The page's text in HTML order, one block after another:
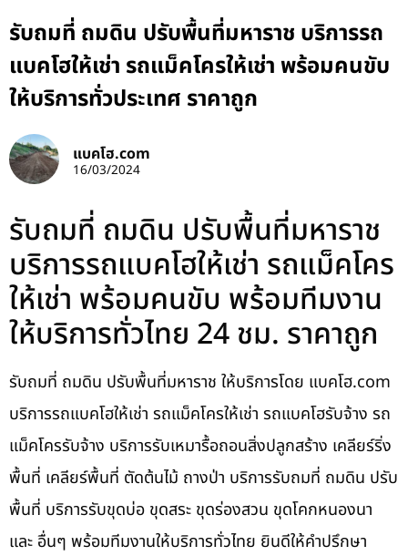
รับถมที่ ถมดิน ปรับพื้นที่มหาราช บริการรถ
แบคโฮให้เช่า รถแม็คโครให้เช่า พร้อมคนขับ
ให้บริการทั่วประเทศ ราคาถูก
แบคโฮ.com
16/03/2024
รับถมที่ ถมดิน ปรับพื้นที่มหาราช
บริการรถแบคโฮให้เช่า รถแม็คโคร
ให้เช่า พร้อมคนขับ พร้อมทีมงาน
ให้บริการทั่วไทย 24 ชม. ราคาถูก
รับถมที่ ถมดิน ปรับพื้นที่มหาราช ให้บริการโดย แบคโฮ.com
บริการรถแบคโฮให้เช่า รถแม็คโครให้เช่า รถแบคโฮรับจ้าง รถ
แม็คโครรับจ้าง บริการรับเหมารื้อถอนสิ่งปลูกสร้าง เคลียร์ริ่ง
พื้นที่ เคลียร์พื้นที่ ตัดต้นไม้ ถางป่า บริการรับถมที่ ถมดิน ปรับ
พื้นที่ บริการรับขุดบ่อ ขุดสระ ขุดร่องสวน ขุดโคกหนองนา
และ อื่นๆ พร้อมทีมงานให้บริการทั่วไทย ยินดีให้คำปรึกษา